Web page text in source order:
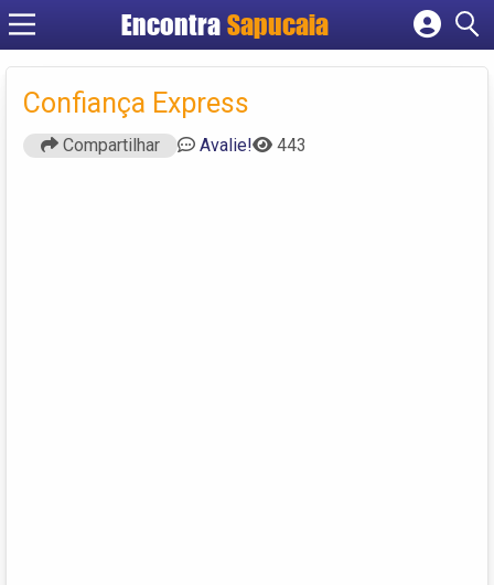
Encontra
Cadastrar empresa
Criar conta
Confiança Express
Compartilhar Avalie! 443